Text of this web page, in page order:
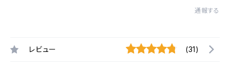
通報する
レビュー (31)